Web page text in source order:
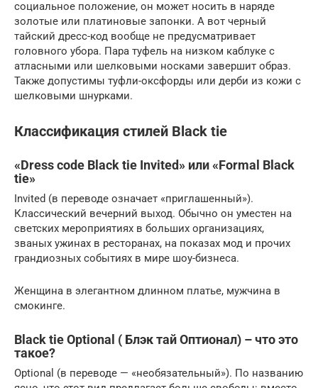
социальное положение, он может носить в наряде
золотые или платиновые запонки. А вот черный
тайский дресс-код вообще не предусматривает
головного убора. Пара туфель на низком каблуке с
атласными или шелковыми носками завершит образ.
Также допустимы туфли-оксфорды или дерби из кожи с
шелковыми шнурками.
Классификация стилей Black tie
«Dress code Black tie Invited» или «Formal Black
tie»
Invited (в переводе означает «приглашенный»).
Классический вечерний выход. Обычно он уместен на
светских мероприятиях в больших организациях,
званых ужинах в ресторанах, на показах мод и прочих
грандиозных событиях в мире шоу-бизнеса.
Женщина в элегантном длинном платье, мужчина в
смокинге.
Black tie Optional ( Блэк тай Оптионал) – что это
такое?
Optional (в переводе — «необязательный»). По названию